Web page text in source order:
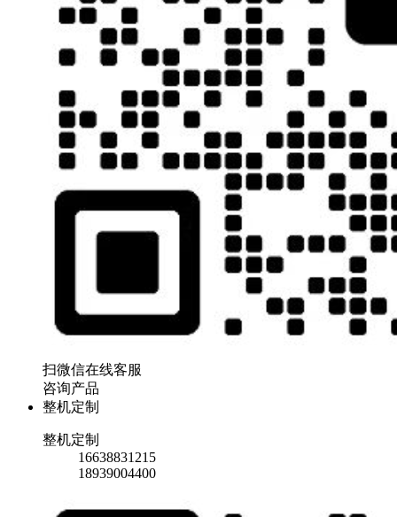
扫微信在线客服
咨询产品
整机定制
整机定制
16638831215
18939004400